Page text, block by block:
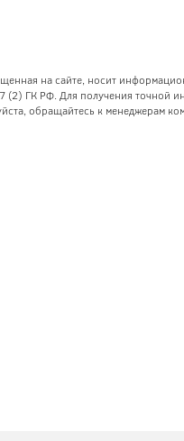
на сайте, носит
(2) ГК РФ. Для получения точной
обращайтесь к менеджерам